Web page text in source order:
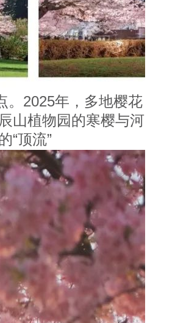
。2025年，多地樱花
山植物园的寒樱与河
“顶流”